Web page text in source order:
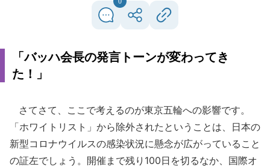
「バッハ会長の発言トーンが変わってき
た！」
さてさて、ここで考えるのが東京五輪への影響です。
「ホワイトリスト」から除外されたということは、日本の
新型コロナウイルスの感染状況に懸念が広がっていること
の証左でしょう。開催まで残り100日を切るなか、国際オ